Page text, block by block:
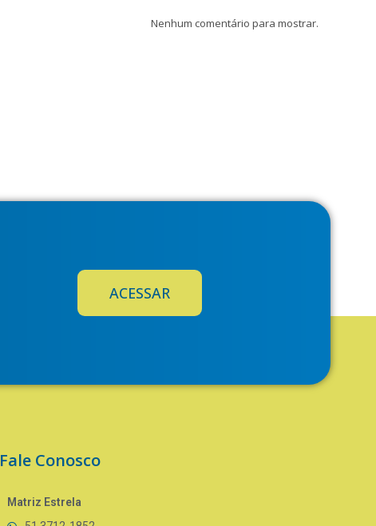
Nenhum comentário para mostrar.
ACESSAR
Fale Conosco
Matriz Estrela